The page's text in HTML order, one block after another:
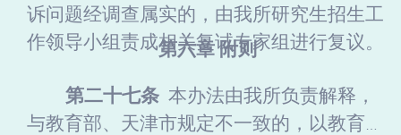
诉问题经调查属实的，由我所研究生招生工
作领导小组责成相关复试专家组进行复议。
第六章 附则
第二十七条 本办法由我所负责解释，
与教育部、天津市规定不一致的，以教育部